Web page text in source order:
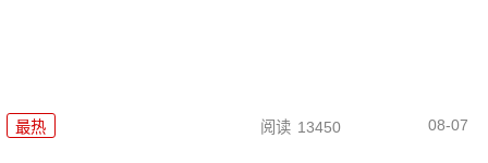
最热 阅读 13450 08-07